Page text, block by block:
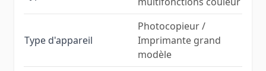
Type d'appareil
Photocopieur /
Imprimante grand
modèle